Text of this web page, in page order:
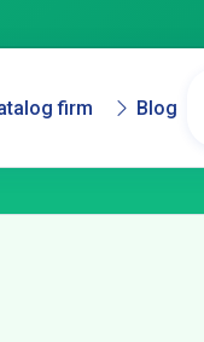
firm Blog